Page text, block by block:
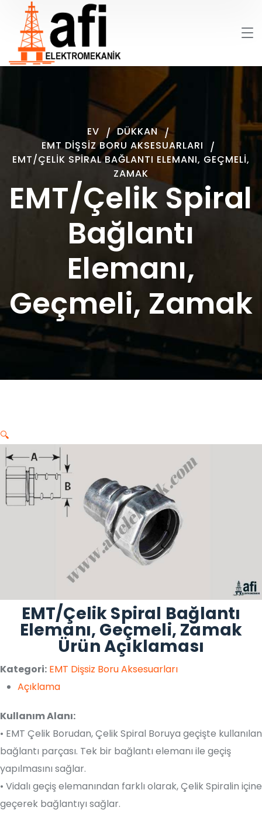
EMT/Çelik Spiral
Bağlantı
Elemanı,
Geçmeli, Zamak
EV
DÜKKAN
EMT DIŞSIZ BORU AKSESUARLARI
EMT/ÇELIK SPIRAL BAĞLANTI ELEMANI, GEÇMELI,
ZAMAK
🔍
EMT/Çelik Spiral Bağlantı
Elemanı, Geçmeli, Zamak
Ürün Açıklaması
Kategori: EMT Dişsiz Boru Aksesuarları
Açıklama
Kullanım Alanı:
• EMT Çelik Borudan, Çelik Spiral Boruya geçişte kullanılan
bağlantı parçası. Tek bir bağlantı elemanı ile geçiş
yapılmasını sağlar.
• Vidalı geçiş elemanından farklı olarak, Çelik Spiralin içine
geçerek bağlantıyı sağlar.